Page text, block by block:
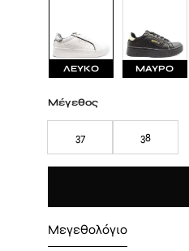
ΛΕΥΚΟ ΜΑΥΡΟ
Μέγεθος
37 38
Μεγεθολόγιο